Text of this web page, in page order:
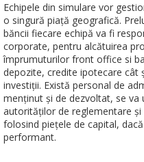
Echipele din simulare vor
o singură piață geografică.
băncii fiecare echipă va fi
corporate, pentru alcătuirea
împrumuturilor front office si
depozite, credite ipotecare cât
investiții. Există personal de
menținut și de dezvoltat, se va
autorităților de reglementare
folosind piețele de capital,
performant.